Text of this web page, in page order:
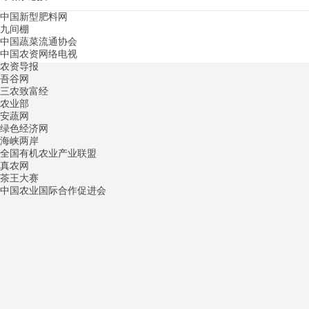
中国新型肥料网
九间棚
中国蔬菜流通协会
中国农资网络电视
农资导报
吾谷网
三农致富经
农业部
安蔬网
绿色经济网
海峡两岸
全国有机农业产业联盟
真农网
茶王大赛
中国农业国际合作促进会